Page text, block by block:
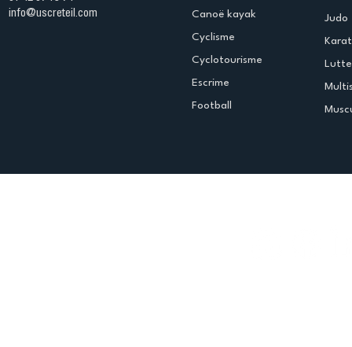
info@uscreteil.com
Canoë kayak
Cyclisme
Cyclotourisme
Escrime
Football
Judo
Lutte